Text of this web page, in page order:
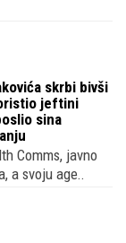
skrbi bivši
jeftini
sina
Comms, javno
a svoju age..